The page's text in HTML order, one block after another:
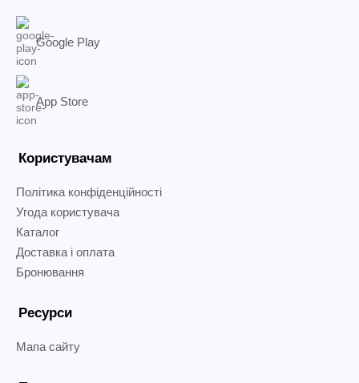
Google Play
App Store
Користувачам
Політика конфіденційності
Угода користувача
Каталог
Доставка і оплата
Бронювання
Ресурси
Мапа сайту